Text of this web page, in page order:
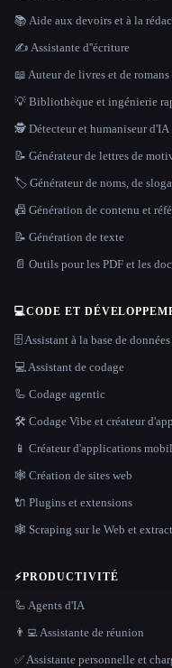
📚 Aide aux devoirs et à la
✍️ Assistante d''écriture
📖 Auteur de livres et de romans
💡 Bibliothèque et ingénierie
🕵️ Détecteur et humaniseur d'IA
📝 Générateur de lettres de
🏷️ Générateur de noms, de
📠 Génération de contenu et
📝 Génération de texte
📄 Outils pour les PDF et les
💻CODE ET
🗄️ Assistant à la base de
💻 Assistant de codage
🦾 Codage agentic
🛠️ Codage Vibe et créateur
📱 Créateur d'applications
🕸 Création de sites web
🔌 Plugins et extensions
🕸️ Scraping sur le Web et
⚡PRODUCTIVITÉ
🦾 Agents d'IA
👨‍💻 Assistante de réunion
✅ Assistante personnelle et